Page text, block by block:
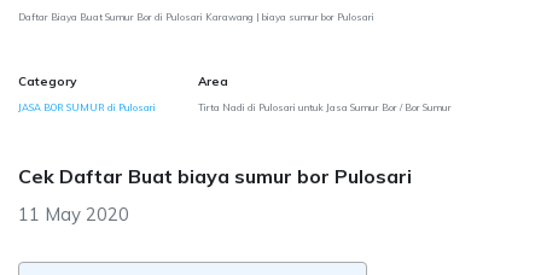
Daftar Biaya Buat Sumur Bor di Pulosari Karawang | biaya sumur bor Pulosari
Category
JASA BOR SUMUR di Pulosari
Area
Tirta Nadi di Pulosari untuk Jasa Sumur Bor / Bor Sumur
Cek Daftar Buat biaya sumur bor Pulosari
11 May 2020